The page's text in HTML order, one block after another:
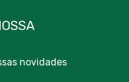
novidades